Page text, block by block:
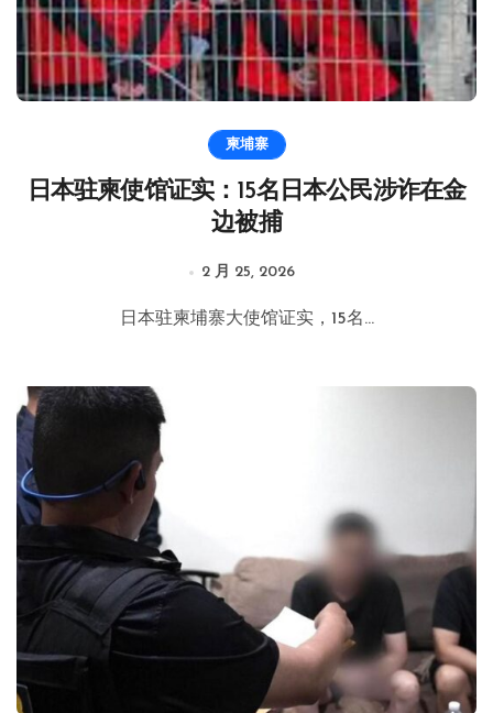
柬埔寨
日本驻柬使馆证实：15名日本公民涉诈在金
边被捕
2 月 25, 2026
日本驻柬埔寨大使馆证实，15名...